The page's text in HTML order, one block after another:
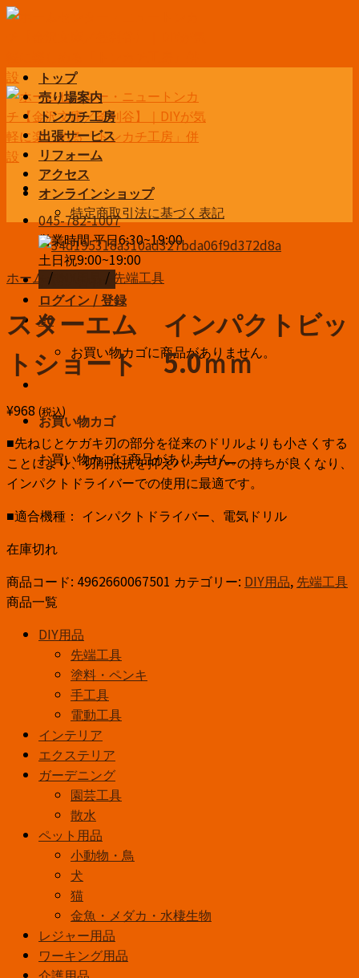
Skip
045-782-1007
営業時間 平日6:30~19:00
土日祝9:00~19:00
お問い合わせ
ログイン / 登録
¥0
お買い物カゴに商品がありません。
お買い物カゴ
お買い物カゴに商品がありません。
トップ
売り場案内
トンカチ工房
出張サービス
リフォーム
アクセス
オンラインショップ
特定商取引法に基づく表記
ホーム / / 先端工具
スターエム インパクトビッ
トショート 5.0ｍｍ
¥968 (税込)
■先ねじとケガキ刃の部分を従来のドリルよりも小さくする
ことにより、切削抵抗を抑えバッテリーの持ちが良くなり、
インパクトドライバーでの使用に最適です。
■適合機種： インパクトドライバー、電気ドリル
在庫切れ
商品コード: 4962660067501 カテゴリー: DIY用品, 先端工具
商品一覧
DIY用品
先端工具
塗料・ペンキ
手工具
電動工具
インテリア
エクステリア
ガーデニング
園芸工具
散水
ペット用品
小動物・鳥
犬
猫
金魚・メダカ・水棲生物
レジャー用品
ワーキング用品